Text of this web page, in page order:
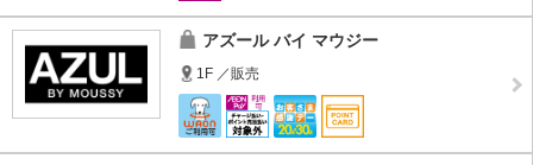
アズール バイ マウジー
1F ／販売